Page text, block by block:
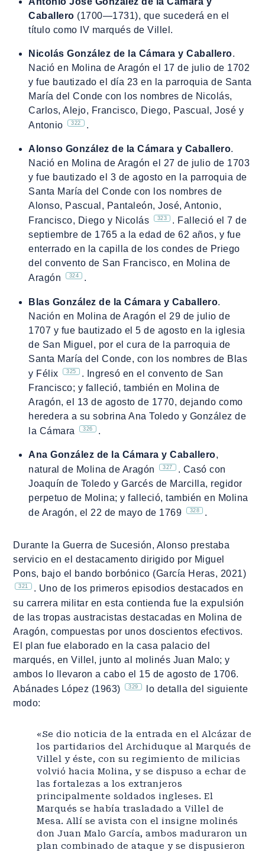
Caballero (1700―1731), que sucederá en el
título como IV marqués de Villel.
Nicolás González de la Cámara y Caballero.
Nació en Molina de Aragón el 17 de julio de 1702
y fue bautizado el día 23 en la parroquia de Santa
María del Conde con los nombres de Nicolás,
Carlos, Alejo, Francisco, Diego, Pascual, José y
Antonio
322 .
Alonso González de la Cámara y Caballero.
Nació en Molina de Aragón el 27 de julio de 1703
y fue bautizado el 3 de agosto en la parroquia de
Santa María del Conde con los nombres de
Alonso, Pascual, Pantaleón, José, Antonio,
Francisco, Diego y Nicolás
323
. Falleció el 7 de
septiembre de 1765 a la edad de 62 años, y fue
enterrado en la capilla de los condes de Priego
del convento de San Francisco, en Molina de
Aragón
324 .
Blas González de la Cámara y Caballero.
Nación en Molina de Aragón el 29 de julio de
1707 y fue bautizado el 5 de agosto en la iglesia
de San Miguel, por el cura de la parroquia de
Santa María del Conde, con los nombres de Blas
y Félix
325
. Ingresó en el convento de San
Francisco; y falleció, también en Molina de
Aragón, el 13 de agosto de 1770, dejando como
heredera a su sobrina Ana Toledo y González de
la Cámara
326 .
Ana González de la Cámara y Caballero,
natural de Molina de Aragón
327
. Casó con
Joaquín de Toledo y Garcés de Marcilla, regidor
perpetuo de Molina; y falleció, también en Molina
de Aragón, el 22 de mayo de 1769
328 .
Durante la Guerra de Sucesión, Alonso prestaba
servicio en el destacamento dirigido por Miguel
Pons, bajo el bando borbónico (García Heras, 2021)
321
. Uno de los primeros episodios destacados en
su carrera militar en esta contienda fue la expulsión
de las tropas austracistas destacadas en Molina de
Aragón, compuestas por unos doscientos efectivos.
El plan fue elaborado en la casa palacio del
marqués, en Villel, junto al molinés Juan Malo; y
ambos lo llevaron a cabo el 15 de agosto de 1706.
Abánades López (1963)
329
lo detalla del siguiente
modo:
«Se dio noticia de la entrada en el Alcázar de
los partidarios del Archiduque al Marqués de
Villel y éste, con su regimiento de milicias
volvió hacia Molina, y se dispuso a echar de
las fortalezas a los extranjeros
principalmente soldados ingleses. El
Marqués se había trasladado a Villel de
Mesa. Allí se avista con el insigne molinés
don Juan Malo García, ambos maduraron un
plan combinado de ataque y se dispusieron